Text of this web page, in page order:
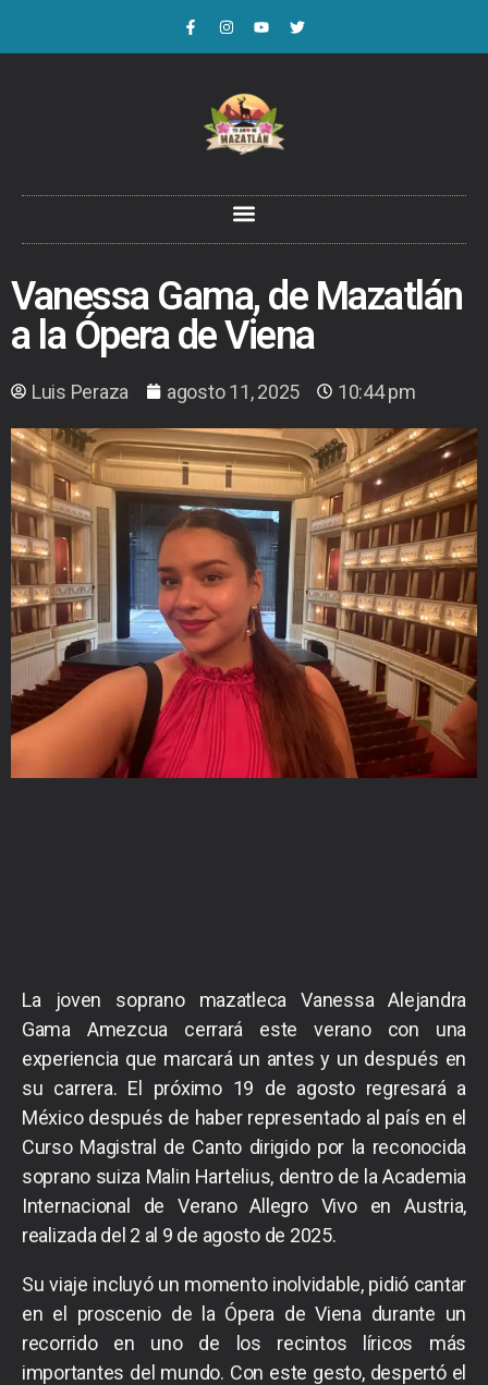
Vanessa Gama, de Mazatlán
a la Ópera de Viena
Luis Peraza agosto 11, 2025 10:44 pm
La joven soprano mazatleca Vanessa Alejandra
Gama Amezcua cerrará este verano con una
experiencia que marcará un antes y un después en
su carrera. El próximo 19 de agosto regresará a
México después de haber representado al país en el
Curso Magistral de Canto dirigido por la reconocida
soprano suiza Malin Hartelius, dentro de la Academia
Internacional de Verano Allegro Vivo en Austria,
realizada del 2 al 9 de agosto de 2025.
Su viaje incluyó un momento inolvidable, pidió cantar
en el proscenio de la Ópera de Viena durante un
recorrido en uno de los recintos líricos más
importantes del mundo. Con este gesto, despertó el